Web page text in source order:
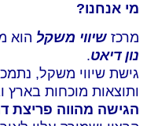
מי אנחנו?
מרכז שיווי משקל הוא
נון דיאט.
גישת שיווי משקל,
ותוצאות מוכחות בארץ
הגישה מהווה פריצת